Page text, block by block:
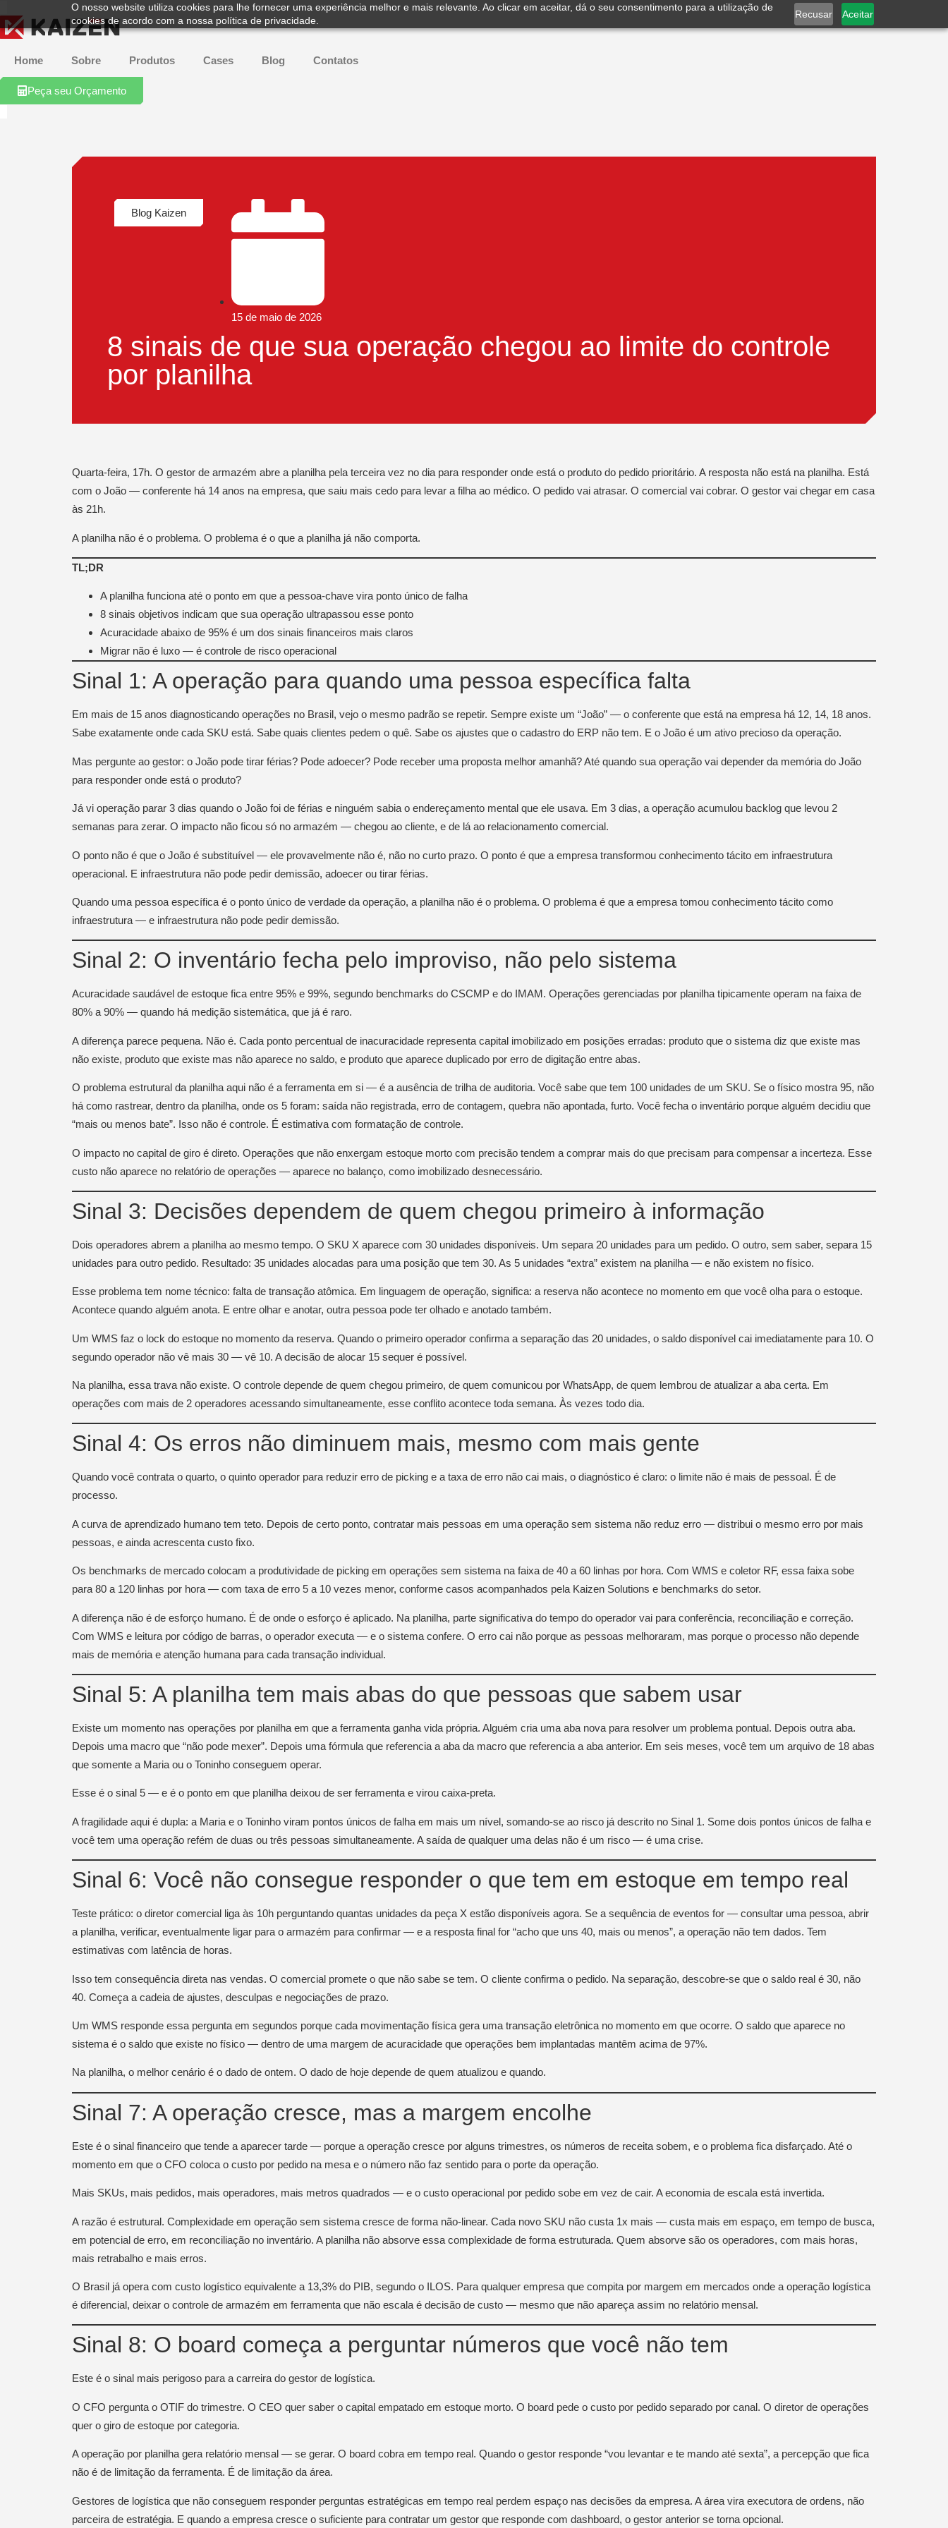
O nosso website utiliza cookies para lhe fornecer uma experiência melhor e mais relevante. Ao clicar em aceitar, dá o seu consentimento para a utilização de
cookies de acordo com a nossa política de privacidade.
Recusar Aceitar
Home Sobre Produtos Cases Blog Contatos
Peça seu Orçamento
Blog Kaizen
15 de maio de 2026
8 sinais de que sua operação chegou ao limite do controle
por planilha
Quarta-feira, 17h. O gestor de armazém abre a planilha pela terceira vez no dia para responder onde está o produto do pedido prioritário. A resposta não está na planilha. Está
com o João — conferente há 14 anos na empresa, que saiu mais cedo para levar a filha ao médico. O pedido vai atrasar. O comercial vai cobrar. O gestor vai chegar em casa
às 21h.
A planilha não é o problema. O problema é o que a planilha já não comporta.
TL;DR
A planilha funciona até o ponto em que a pessoa-chave vira ponto único de falha
8 sinais objetivos indicam que sua operação ultrapassou esse ponto
Acuracidade abaixo de 95% é um dos sinais financeiros mais claros
Migrar não é luxo — é controle de risco operacional
Sinal 1: A operação para quando uma pessoa específica falta
Em mais de 15 anos diagnosticando operações no Brasil, vejo o mesmo padrão se repetir. Sempre existe um “João” — o conferente que está na empresa há 12, 14, 18 anos.
Sabe exatamente onde cada SKU está. Sabe quais clientes pedem o quê. Sabe os ajustes que o cadastro do ERP não tem. E o João é um ativo precioso da operação.
Mas pergunte ao gestor: o João pode tirar férias? Pode adoecer? Pode receber uma proposta melhor amanhã? Até quando sua operação vai depender da memória do João
para responder onde está o produto?
Já vi operação parar 3 dias quando o João foi de férias e ninguém sabia o endereçamento mental que ele usava. Em 3 dias, a operação acumulou backlog que levou 2
semanas para zerar. O impacto não ficou só no armazém — chegou ao cliente, e de lá ao relacionamento comercial.
O ponto não é que o João é substituível — ele provavelmente não é, não no curto prazo. O ponto é que a empresa transformou conhecimento tácito em infraestrutura
operacional. E infraestrutura não pode pedir demissão, adoecer ou tirar férias.
Quando uma pessoa específica é o ponto único de verdade da operação, a planilha não é o problema. O problema é que a empresa tomou conhecimento tácito como
infraestrutura — e infraestrutura não pode pedir demissão.
Sinal 2: O inventário fecha pelo improviso, não pelo sistema
Acuracidade saudável de estoque fica entre 95% e 99%, segundo benchmarks do CSCMP e do IMAM. Operações gerenciadas por planilha tipicamente operam na faixa de
80% a 90% — quando há medição sistemática, que já é raro.
A diferença parece pequena. Não é. Cada ponto percentual de inacuracidade representa capital imobilizado em posições erradas: produto que o sistema diz que existe mas
não existe, produto que existe mas não aparece no saldo, e produto que aparece duplicado por erro de digitação entre abas.
O problema estrutural da planilha aqui não é a ferramenta em si — é a ausência de trilha de auditoria. Você sabe que tem 100 unidades de um SKU. Se o físico mostra 95, não
há como rastrear, dentro da planilha, onde os 5 foram: saída não registrada, erro de contagem, quebra não apontada, furto. Você fecha o inventário porque alguém decidiu que
“mais ou menos bate”. Isso não é controle. É estimativa com formatação de controle.
O impacto no capital de giro é direto. Operações que não enxergam estoque morto com precisão tendem a comprar mais do que precisam para compensar a incerteza. Esse
custo não aparece no relatório de operações — aparece no balanço, como imobilizado desnecessário.
Sinal 3: Decisões dependem de quem chegou primeiro à informação
Dois operadores abrem a planilha ao mesmo tempo. O SKU X aparece com 30 unidades disponíveis. Um separa 20 unidades para um pedido. O outro, sem saber, separa 15
unidades para outro pedido. Resultado: 35 unidades alocadas para uma posição que tem 30. As 5 unidades “extra” existem na planilha — e não existem no físico.
Esse problema tem nome técnico: falta de transação atômica. Em linguagem de operação, significa: a reserva não acontece no momento em que você olha para o estoque.
Acontece quando alguém anota. E entre olhar e anotar, outra pessoa pode ter olhado e anotado também.
Um WMS faz o lock do estoque no momento da reserva. Quando o primeiro operador confirma a separação das 20 unidades, o saldo disponível cai imediatamente para 10. O
segundo operador não vê mais 30 — vê 10. A decisão de alocar 15 sequer é possível.
Na planilha, essa trava não existe. O controle depende de quem chegou primeiro, de quem comunicou por WhatsApp, de quem lembrou de atualizar a aba certa. Em
operações com mais de 2 operadores acessando simultaneamente, esse conflito acontece toda semana. Às vezes todo dia.
Sinal 4: Os erros não diminuem mais, mesmo com mais gente
Quando você contrata o quarto, o quinto operador para reduzir erro de picking e a taxa de erro não cai mais, o diagnóstico é claro: o limite não é mais de pessoal. É de
processo.
A curva de aprendizado humano tem teto. Depois de certo ponto, contratar mais pessoas em uma operação sem sistema não reduz erro — distribui o mesmo erro por mais
pessoas, e ainda acrescenta custo fixo.
Os benchmarks de mercado colocam a produtividade de picking em operações sem sistema na faixa de 40 a 60 linhas por hora. Com WMS e coletor RF, essa faixa sobe
para 80 a 120 linhas por hora — com taxa de erro 5 a 10 vezes menor, conforme casos acompanhados pela Kaizen Solutions e benchmarks do setor.
A diferença não é de esforço humano. É de onde o esforço é aplicado. Na planilha, parte significativa do tempo do operador vai para conferência, reconciliação e correção.
Com WMS e leitura por código de barras, o operador executa — e o sistema confere. O erro cai não porque as pessoas melhoraram, mas porque o processo não depende
mais de memória e atenção humana para cada transação individual.
Sinal 5: A planilha tem mais abas do que pessoas que sabem usar
Existe um momento nas operações por planilha em que a ferramenta ganha vida própria. Alguém cria uma aba nova para resolver um problema pontual. Depois outra aba.
Depois uma macro que “não pode mexer”. Depois uma fórmula que referencia a aba da macro que referencia a aba anterior. Em seis meses, você tem um arquivo de 18 abas
que somente a Maria ou o Toninho conseguem operar.
Esse é o sinal 5 — e é o ponto em que planilha deixou de ser ferramenta e virou caixa-preta.
A fragilidade aqui é dupla: a Maria e o Toninho viram pontos únicos de falha em mais um nível, somando-se ao risco já descrito no Sinal 1. Some dois pontos únicos de falha e
você tem uma operação refém de duas ou três pessoas simultaneamente. A saída de qualquer uma delas não é um risco — é uma crise.
Sinal 6: Você não consegue responder o que tem em estoque em tempo real
Teste prático: o diretor comercial liga às 10h perguntando quantas unidades da peça X estão disponíveis agora. Se a sequência de eventos for — consultar uma pessoa, abrir
a planilha, verificar, eventualmente ligar para o armazém para confirmar — e a resposta final for “acho que uns 40, mais ou menos”, a operação não tem dados. Tem
estimativas com latência de horas.
Isso tem consequência direta nas vendas. O comercial promete o que não sabe se tem. O cliente confirma o pedido. Na separação, descobre-se que o saldo real é 30, não
40. Começa a cadeia de ajustes, desculpas e negociações de prazo.
Um WMS responde essa pergunta em segundos porque cada movimentação física gera uma transação eletrônica no momento em que ocorre. O saldo que aparece no
sistema é o saldo que existe no físico — dentro de uma margem de acuracidade que operações bem implantadas mantêm acima de 97%.
Na planilha, o melhor cenário é o dado de ontem. O dado de hoje depende de quem atualizou e quando.
Sinal 7: A operação cresce, mas a margem encolhe
Este é o sinal financeiro que tende a aparecer tarde — porque a operação cresce por alguns trimestres, os números de receita sobem, e o problema fica disfarçado. Até o
momento em que o CFO coloca o custo por pedido na mesa e o número não faz sentido para o porte da operação.
Mais SKUs, mais pedidos, mais operadores, mais metros quadrados — e o custo operacional por pedido sobe em vez de cair. A economia de escala está invertida.
A razão é estrutural. Complexidade em operação sem sistema cresce de forma não-linear. Cada novo SKU não custa 1x mais — custa mais em espaço, em tempo de busca,
em potencial de erro, em reconciliação no inventário. A planilha não absorve essa complexidade de forma estruturada. Quem absorve são os operadores, com mais horas,
mais retrabalho e mais erros.
O Brasil já opera com custo logístico equivalente a 13,3% do PIB, segundo o ILOS. Para qualquer empresa que compita por margem em mercados onde a operação logística
é diferencial, deixar o controle de armazém em ferramenta que não escala é decisão de custo — mesmo que não apareça assim no relatório mensal.
Sinal 8: O board começa a perguntar números que você não tem
Este é o sinal mais perigoso para a carreira do gestor de logística.
O CFO pergunta o OTIF do trimestre. O CEO quer saber o capital empatado em estoque morto. O board pede o custo por pedido separado por canal. O diretor de operações
quer o giro de estoque por categoria.
A operação por planilha gera relatório mensal — se gerar. O board cobra em tempo real. Quando o gestor responde “vou levantar e te mando até sexta”, a percepção que fica
não é de limitação da ferramenta. É de limitação da área.
Gestores de logística que não conseguem responder perguntas estratégicas em tempo real perdem espaço nas decisões da empresa. A área vira executora de ordens, não
parceira de estratégia. E quando a empresa cresce o suficiente para contratar um gestor que responde com dashboard, o gestor anterior se torna opcional.